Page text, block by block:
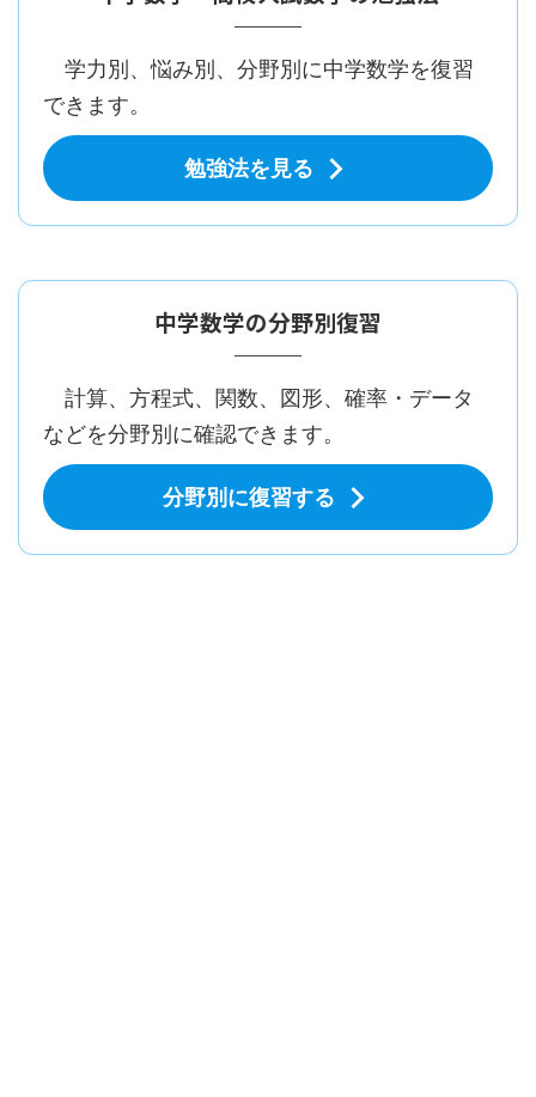
学力別、悩み別、分野別に中学数学を復習
できます。
勉強法を見る
中学数学の分野別復習
計算、方程式、関数、図形、確率・データ
などを分野別に確認できます。
分野別に復習する